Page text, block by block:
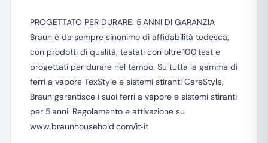
PROGETTATO PER DURARE: 5 ANNI DI GARANZIA
Braun è da sempre sinonimo di affidabilità tedesca,
con prodotti di qualità, testati con oltre 100 test e
progettati per durare nel tempo. Su tutta la gamma di
ferri a vapore TexStyle e sistemi stiranti CareStyle,
Braun garantisce i suoi ferri a vapore e sistemi stiranti
per 5 anni. Regolamento e attivazione su
www.braunhousehold.com/it‑it